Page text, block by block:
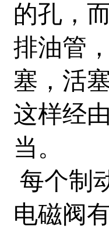
的孔，
排油管
塞，活
这样经
当。
每个制
电磁阀